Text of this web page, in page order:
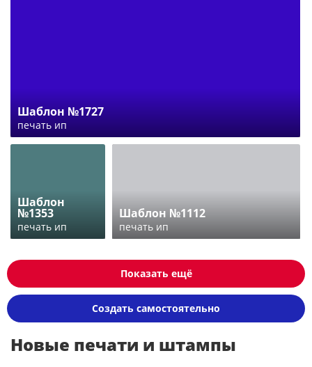
Шаблон №1727
печать ип
Шаблон
№1353
печать ип
Шаблон №1112
печать ип
Показать ещё
Создать самостоятельно
Новые печати и штампы